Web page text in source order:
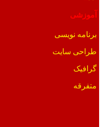
آموزشی
برنامه نویسی
طراحی سایت
گرافیک
متفرقه